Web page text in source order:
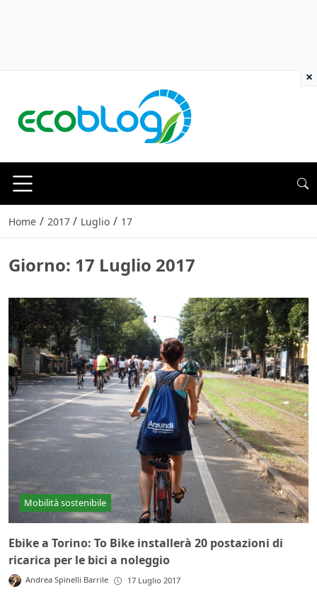
Home / 2017 / Luglio / 17
Giorno: 17 Luglio 2017
Mobilità sostenibile
Ebike a Torino: To Bike installerà 20 postazioni di
ricarica per le bici a noleggio
Andrea Spinelli Barrile 17 Luglio 2017
×